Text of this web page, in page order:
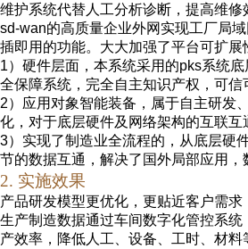
维护系统代替人工分析诊断，提高维
sd-wan的高质量企业外网实现工厂局
插即用的功能。大大加强了平台可扩
1）硬件层面，本系统采用的pks系统
全保障系统，完全自主知识产权，可
2）应用对象智能装备，属于自主研发
化，对于底层硬件及网络架构的互联
3）实现了制造业全流程的，从底层硬
节的数据互通，解决了国外局部应用
2. 实施效果
产品研发模型更优化，更贴近客户需
生产制造数据通过车间数字化管控系
产效率，降低人工、设备、工时、材